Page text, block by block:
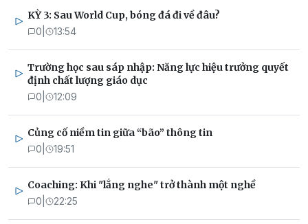
KỲ 3: Sau World Cup, bóng đá đi về đâu?
0 13:54
Trường học sau sáp nhập: Năng lực hiệu trưởng quyết
định chất lượng giáo dục
0 12:09
Củng cố niềm tin giữa “bão” thông tin
0 19:51
Coaching: Khi "lắng nghe" trở thành một nghề
0 22:25